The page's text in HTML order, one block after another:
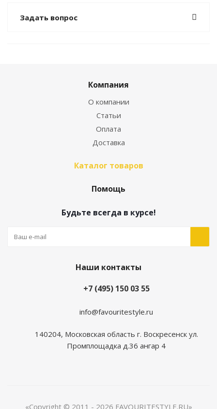
Задать вопрос
Компания
О компании
Статьи
Оплата
Доставка
Каталог товаров
Помощь
Будьте всегда в курсе!
Наши контакты
+7 (495) 150 03 55
info@favouritestyle.ru
140204, Московская область г. Воскресенск ул.
Промплощадка д.36 ангар 4
«Copyright © 2011 - 2026 FAVOURITESTYLE.RU»